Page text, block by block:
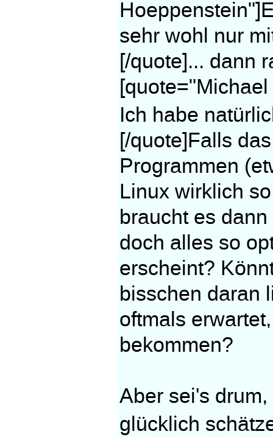
sehr wohl nur
[/quote]... dann
Ich habe
[/quote]Falls
Programmen
Linux wirklich
braucht es
doch alles so
erscheint?
bisschen daran
oftmals
bekommen?
Aber sei's
glücklich